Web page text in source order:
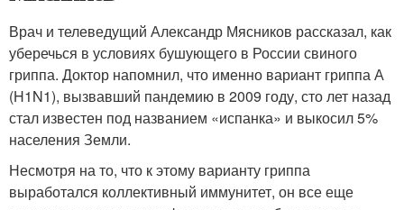
Врач и телеведущий Александр Мясников рассказал, как
уберечься в условиях бушующего в России свиного
гриппа. Доктор напомнил, что именно вариант гриппа А
(H1N1), вызвавший пандемию в 2009 году, сто лет назад
стал известен под названием «испанка» и выкосил 5%
населения Земли.
Несмотря на то, что к этому варианту гриппа
выработался коллективный иммунитет, он все еще